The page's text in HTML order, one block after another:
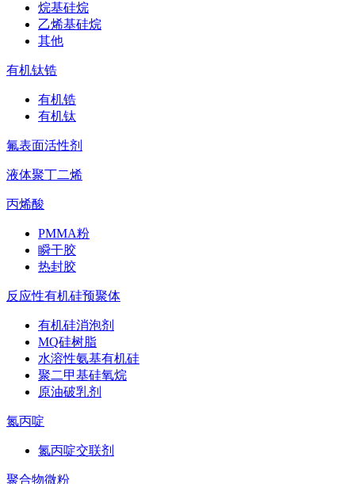
烷基硅烷
乙烯基硅烷
其他
有机钛锆
有机锆
有机钛
氟表面活性剂
液体聚丁二烯
丙烯酸
PMMA粉
瞬干胶
热封胶
反应性有机硅预聚体
有机硅消泡剂
MQ硅树脂
水溶性氨基有机硅
聚二甲基硅氧烷
原油破乳剂
氮丙啶
氮丙啶交联剂
聚合物微粉